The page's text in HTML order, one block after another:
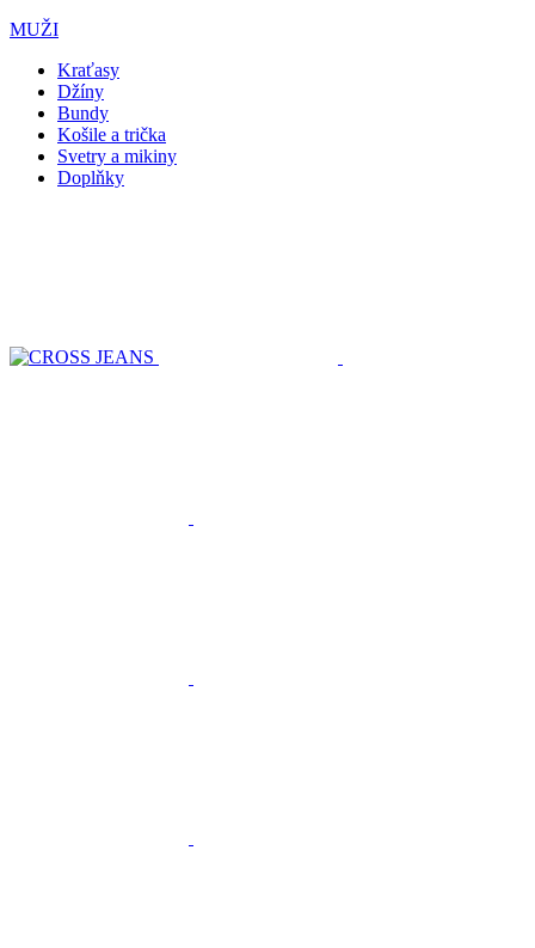
MUŽI
Kraťasy
Džíny
Bundy
Košile a trička
Svetry a mikiny
Doplňky